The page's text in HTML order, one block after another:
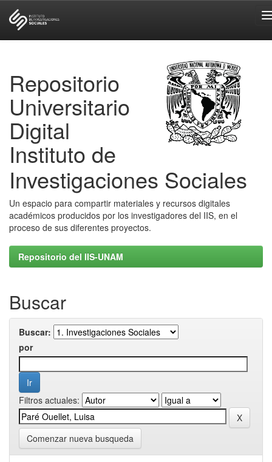
Repositorio
Universitario
Digital
Instituto de
Investigaciones Sociales
Un espacio para compartir materiales y recursos digitales
académicos producidos por los investigadores del IIS, en el
proceso de sus diferentes proyectos.
Repositorio del IIS-UNAM
Buscar
Buscar:
por
Filtros actuales:
Comenzar nueva busqueda